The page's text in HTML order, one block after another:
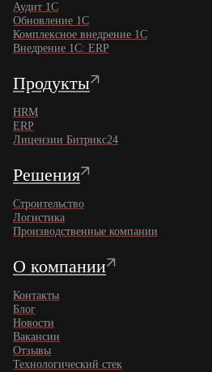
Аудит 1С
Обновление 1С
Комплексное внедрение 1C
Внедрение 1С: ERP
Продукты
HRM
ERP
Лицензии Битрикс24
Решения
Строительство
Логистика
Производственные компании
О компании
Контакты
Блог
Новости
Вакансии
Отзывы
Технологический стек